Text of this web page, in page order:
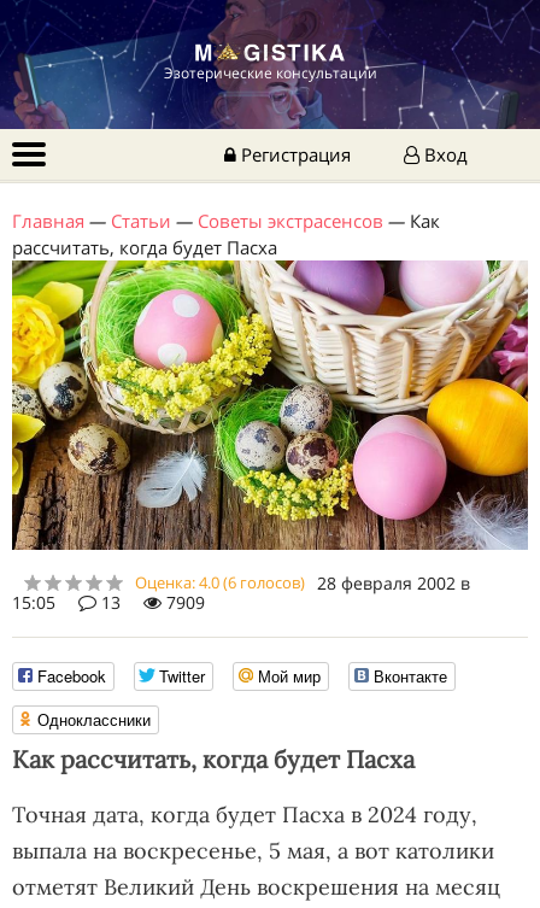
Эзотерические консультации
Регистрация Вход
Главная — Статьи — Советы экстрасенсов — Как
рассчитать, когда будет Пасха
Оценка:4.0(6 голосов) 28 февраля 2002 в
15:05
13 7909
Facebook Twitter Мой мир
Вконтакте
Одноклассники
Как рассчитать, когда будет Пасха
Точная дата, когда будет Пасха в 2024 году,
выпала на воскресенье, 5 мая, а вот католики
отметят Великий День воскрешения на месяц